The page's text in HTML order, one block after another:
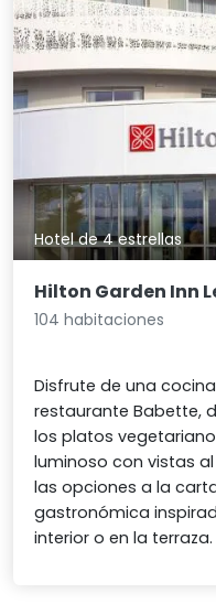
Hotel de 4 estrellas
Hilton Garden Inn
104 habitaciones
Disfrute de una
restaurante Babette,
los platos
luminoso con vistas
las opciones a la
gastronómica
interior o en la terraza.